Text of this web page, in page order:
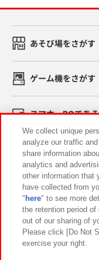
あそび場をさがす
ゲーム機をさがす
スマホ・PCであ
イベント・キャン
関連会社
プライバシーポリシー
お取引先さま
We collect unique
analyze our traffic
share information
analytics and
other information that
have collected from
" here" to see more
the retention period
out of our sharing of
Please click [Do Not
exercise your right.